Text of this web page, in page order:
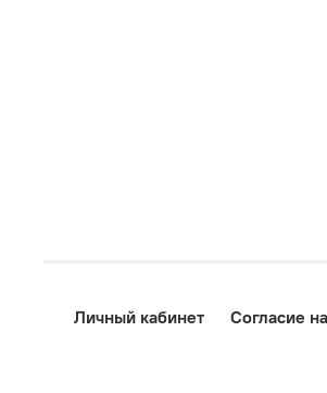
Личный кабинет Согласие